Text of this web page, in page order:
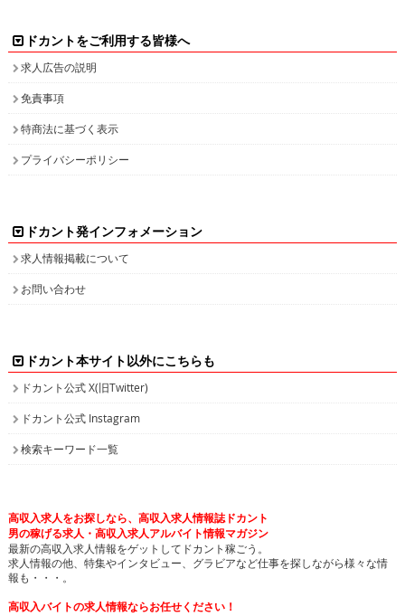
ドカントをご利用する皆様へ
求人広告の説明
免責事項
特商法に基づく表示
プライバシーポリシー
ドカント発インフォメーション
求人情報掲載について
お問い合わせ
ドカント本サイト以外にこちらも
ドカント公式 X(旧Twitter)
ドカント公式 Instagram
検索キーワード一覧
高収入求人をお探しなら、高収入求人情報誌ドカント
男の稼げる求人・高収入求人アルバイト情報マガジン
最新の高収入求人情報をゲットしてドカント稼ごう。
求人情報の他、特集やインタビュー、グラビアなど仕事を探しながら様々な情
報も・・・。
高収入バイトの求人情報ならお任せください！